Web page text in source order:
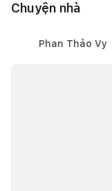
Chuyện nhà
Phan Thảo Vy